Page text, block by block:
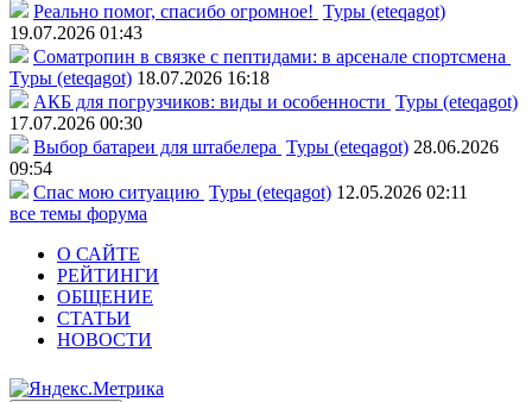
Реально помог, спасибо огромное! Туры (eteqagot)
19.07.2026 01:43
Соматропин в связке с пептидами: в арсенале спортсмена
Туры (eteqagot) 18.07.2026 16:18
АКБ для погрузчиков: виды и особенности Туры (eteqagot)
17.07.2026 00:30
Выбор батареи для штабелера Туры (eteqagot) 28.06.2026
09:54
Спас мою ситуацию Туры (eteqagot) 12.05.2026 02:11
все темы форума
О САЙТЕ
РЕЙТИНГИ
ОБЩЕНИЕ
СТАТЬИ
НОВОСТИ